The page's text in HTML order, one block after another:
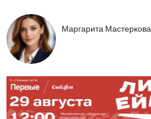
Маргарита Мастеркова